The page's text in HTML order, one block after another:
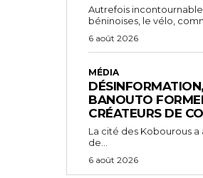
Autrefois
béninoises, le vélo,
6 août 2026
MÉDIA
BANOUTO
CRÉATEURS DE
La cité des Kobourous
de...
6 août 2026